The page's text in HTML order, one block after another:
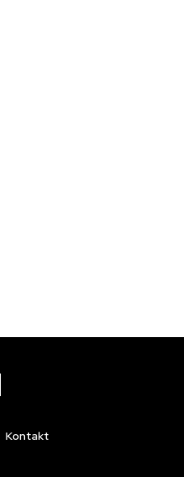
Kontakt